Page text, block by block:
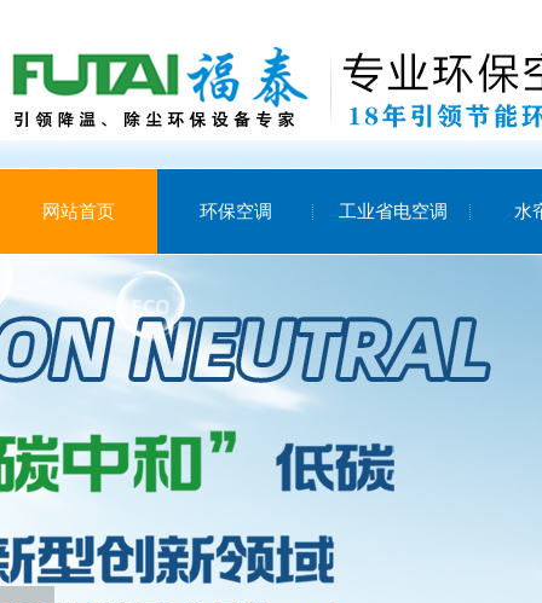
网站首页 环保空调 工业省电空调 水